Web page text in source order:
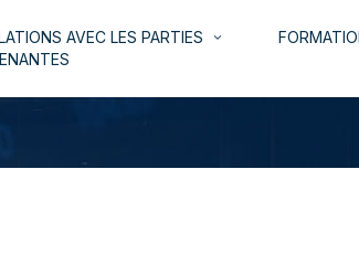
AVEC LES PARTIES
keyboard_arrow_down